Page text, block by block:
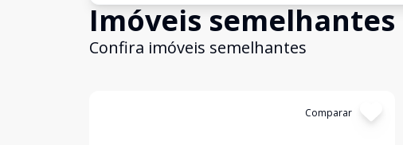
Imóveis semelhantes
Confira imóveis semelhantes
Comparar